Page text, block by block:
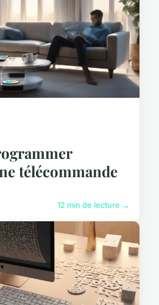
télécommande
12 min de lecture →